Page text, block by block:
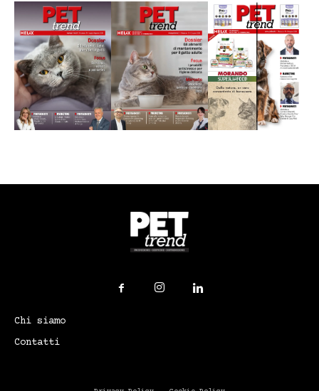
Chi siamo
Contatti